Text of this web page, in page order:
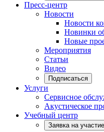
Пресс-центр
Новости
Новости
Новинки
Новые
Мероприятия
Статьи
Видео
Подписаться
Услуги
Сервисное
Акустическое
Учебный центр
Заявка на участие